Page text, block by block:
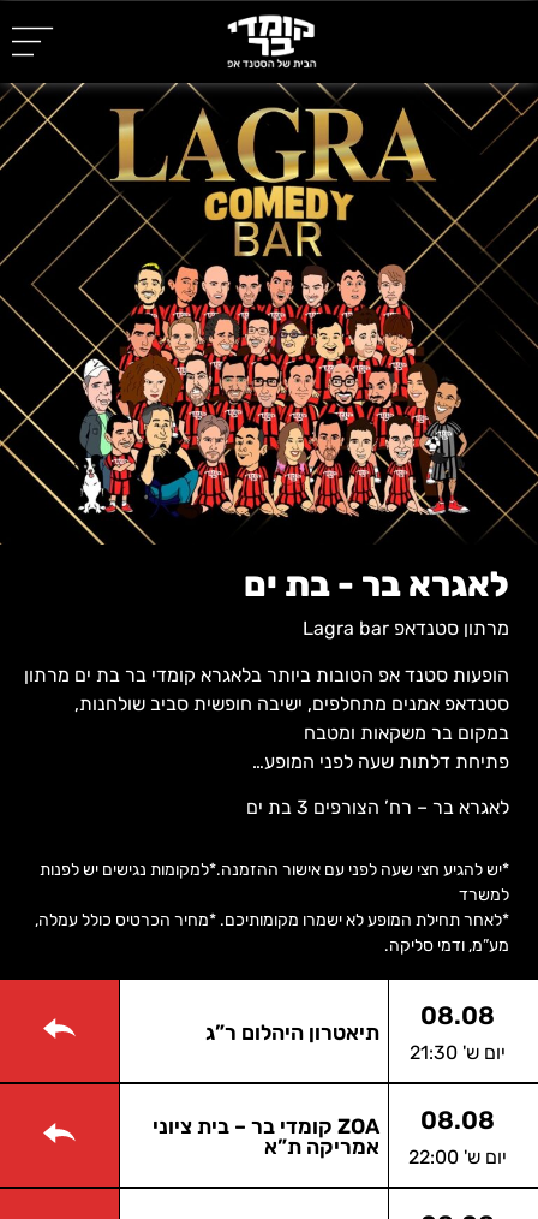
לאגרא בר - בת ים
מרתון סטנדאפ Lagra bar
הופעות סטנד אפ הטובות ביותר בלאגרא קומדי בר בת ים מרתון
סטנדאפ אמנים מתחלפים, ישיבה חופשית סביב שולחנות,
במקום בר משקאות ומטבח
פתיחת דלתות שעה לפני המופע…
לאגרא בר – רח’ הצורפים 3 בת ים
*יש להגיע חצי שעה לפני עם אישור ההזמנה.*למקומות נגישים יש לפנות
למשרד
*לאחר תחילת המופע לא ישמרו מקומותיכם. *מחיר הכרטיס כולל עמלה,
מע”מ, ודמי סליקה.
08.08
יום ש' 21:30
תיאטרון היהלום ר”ג
08.08
יום ש' 22:00
ZOA קומדי בר – בית ציוני
אמריקה ת”א